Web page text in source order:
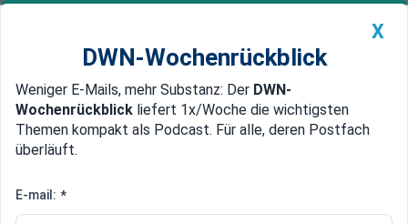
Newsticker MEIN DWN: Geldanlage Premium
Edelmetalle DWN-Magazin China
Neuer Preisschock voraus? USA
X
DWN-Wochenrückblick
Weniger E-Mails, mehr Substanz: Der DWN-
Wochenrückblick liefert 1x/Woche die wichtigsten
Themen kompakt als Podcast. Für alle, deren Postfach
überläuft.
E-mail: *